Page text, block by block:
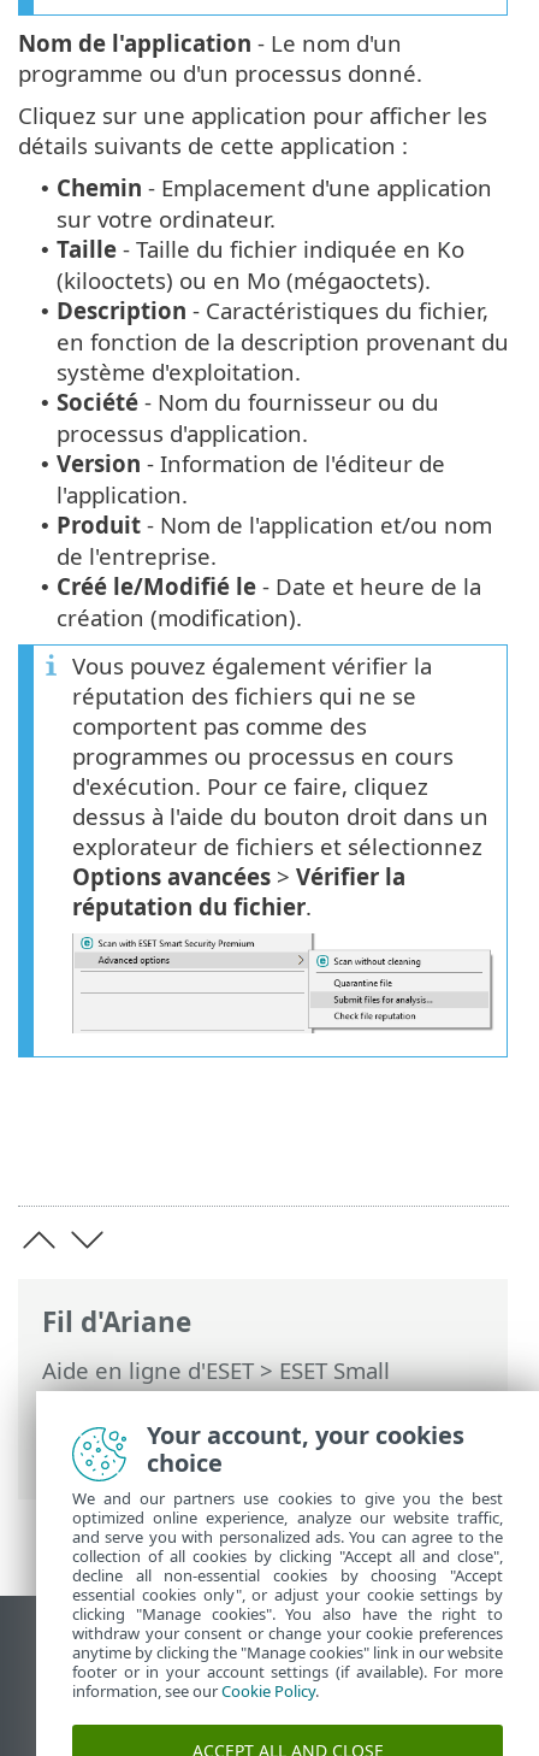
Fil d'Ariane
Aide en ligne d'ESET>ESET Small
Business Security>Utilisation de ESET
Small Business Security>Outils>
Processus en cours
Nom de l'application - Le nom d'un
programme ou d'un processus donné.
Cliquez sur une application pour afficher les
détails suivants de cette application :
• Chemin - Emplacement d'une application
sur votre ordinateur.
• Taille - Taille du fichier indiquée en Ko
(kilooctets) ou en Mo (mégaoctets).
• Description - Caractéristiques du fichier,
en fonction de la description provenant du
système d'exploitation.
• Société - Nom du fournisseur ou du
processus d'application.
• Version - Information de l'éditeur de
l'application.
• Produit - Nom de l'application et/ou nom
de l'entreprise.
• Créé le/Modifié le - Date et heure de la
création (modification).
Vous pouvez également vérifier la
réputation des fichiers qui ne se
comportent pas comme des
programmes ou processus en cours
d'exécution. Pour ce faire, cliquez
dessus à l'aide du bouton droit dans un
explorateur de fichiers et sélectionnez
Options avancées > Vérifier la
réputation du fichier.
Afficher le site pour ordinateur de bureau
End of Life
Base de connaissances ESET
Forum ESET
Your account, your cookies
choice
We and our partners use cookies to give you the best
optimized online experience, analyze our website traffic,
and serve you with personalized ads. You can agree to the
collection of all cookies by clicking "Accept all and close",
decline all non-essential cookies by choosing "Accept
essential cookies only", or adjust your cookie settings by
clicking "Manage cookies". You also have the right to
withdraw your consent or change your cookie preferences
anytime by clicking the "Manage cookies" link in our website
footer or in your account settings (if available). For more
information, see ourCookie Policy.
ACCEPT ALL AND CLOSE